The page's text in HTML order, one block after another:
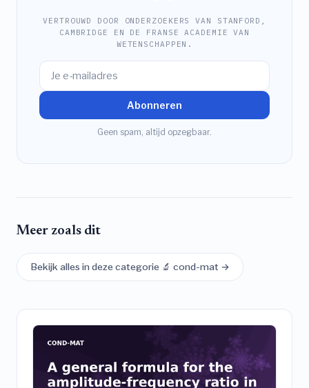
VERTROUWD DOOR ONDERZOEKERS VAN STANFORD,
CAMBRIDGE EN DE FRANSE ACADEMIE VAN
WETENSCHAPPEN.
Abonneren
Geen spam, altijd opzegbaar.
Meer zoals dit
Bekijk alles in deze categorie 🔬 cond-mat →